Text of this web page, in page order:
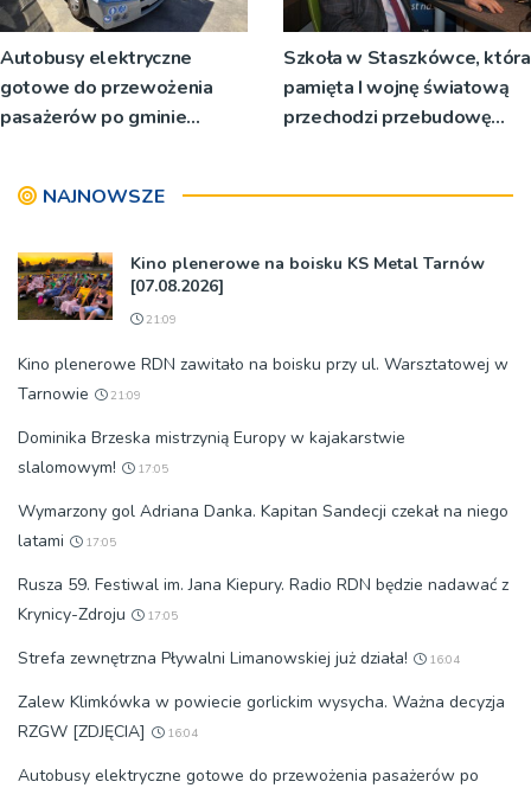
Autobusy elektryczne
gotowe do przewożenia
pasażerów po gminie
Szkoła w Staszkówce, która
pamięta I wojnę światową
przechodzi przebudowę
NAJNOWSZE
Kino plenerowe na boisku KS Metal Tarnów
[07.08.2026]
21:09
Kino plenerowe RDN zawitało na boisku przy ul. Warsztatowej w
Tarnowie
21:09
Dominika Brzeska mistrzynią Europy w kajakarstwie
slalomowym!
17:05
Wymarzony gol Adriana Danka. Kapitan Sandecji czekał na niego
latami
17:05
Rusza 59. Festiwal im. Jana Kiepury. Radio RDN będzie nadawać z
Krynicy-Zdroju
17:05
Strefa zewnętrzna Pływalni Limanowskiej już działa! 16:04
Zalew Klimkówka w powiecie gorlickim wysycha. Ważna decyzja
RZGW [ZDJĘCIA]
16:04
Autobusy elektryczne gotowe do przewożenia pasażerów po